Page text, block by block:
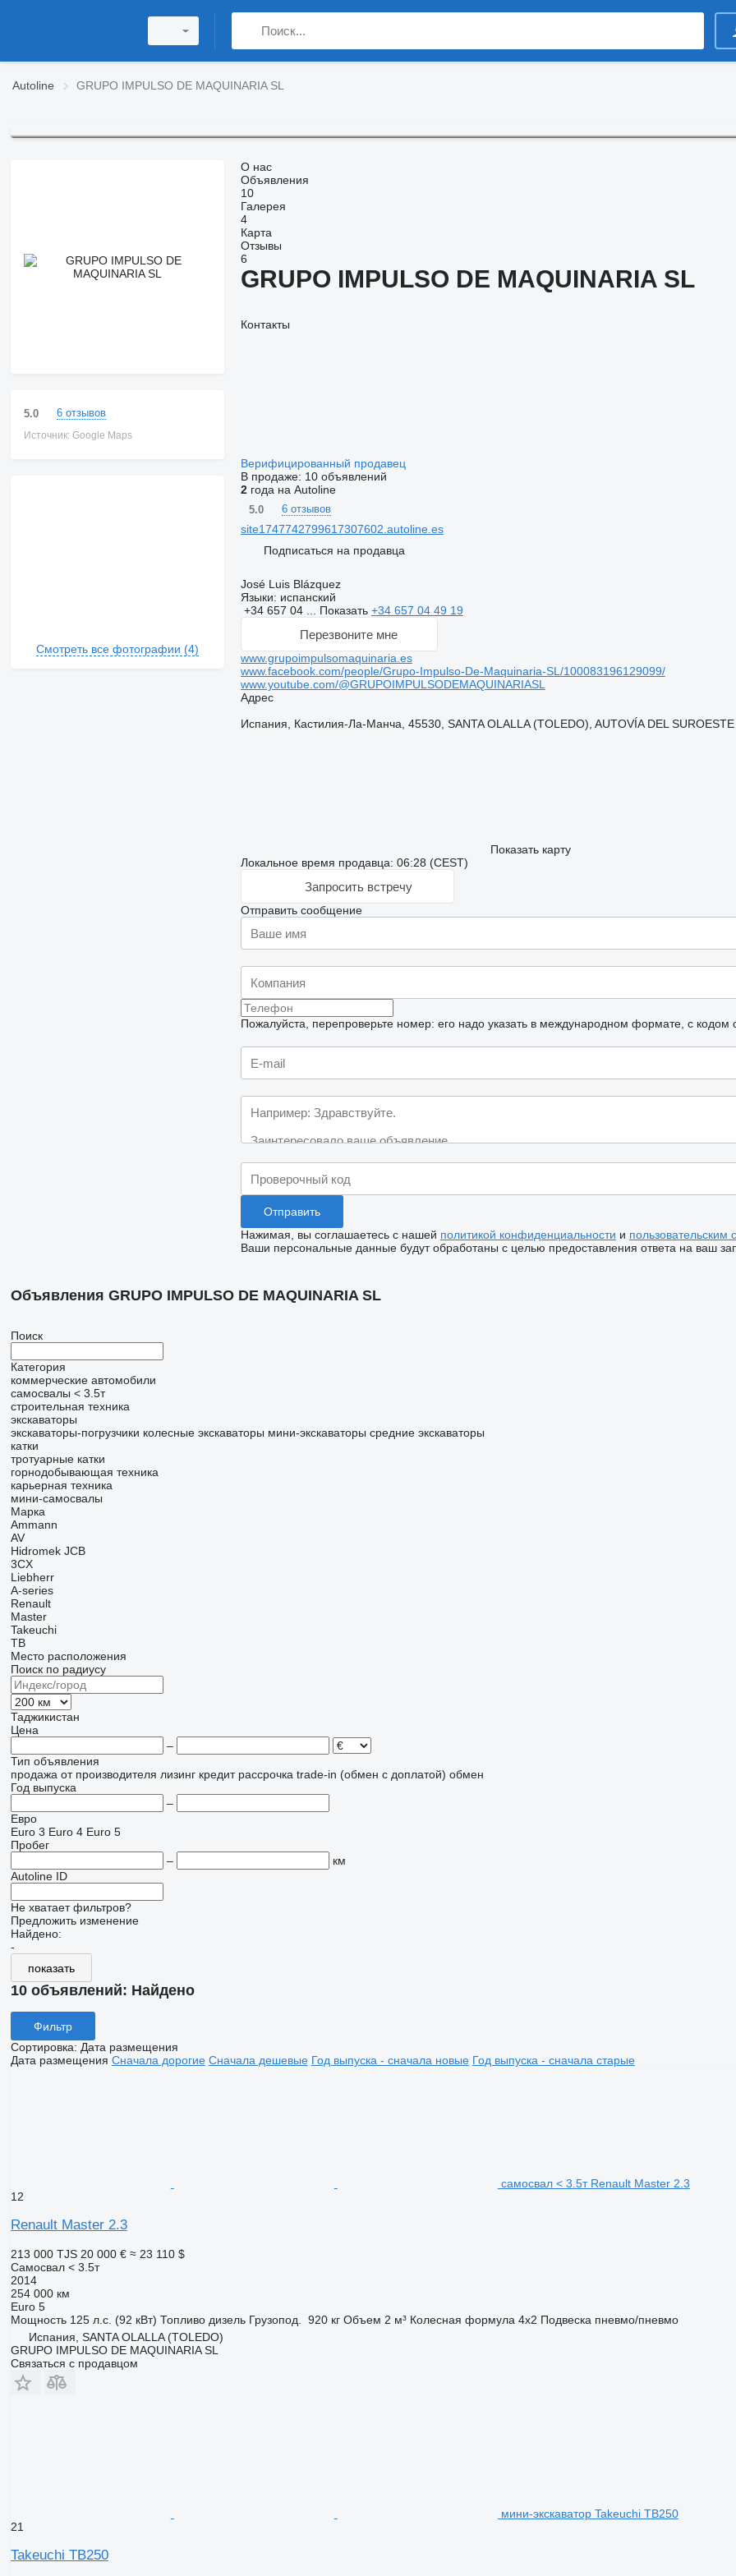
Autoline GRUPO IMPULSO DE MAQUINARIA SL
5.0 6 отзывов
Источник: Google Maps
Смотреть все фотографии (4)
О нас
Объявления
10
Галерея
4
Карта
Отзывы
6
GRUPO IMPULSO DE MAQUINARIA SL
Контакты
Верифицированный продавец
В продаже: 10 объявлений
2года на Autoline
5.0 6 отзывов
site1747742799617307602.autoline.es
Подписаться на продавца
José Luis Blázquez
Языки: испанский
+34 657 04 ... Показать +34 657 04 49 19
Перезвоните мне
www.grupoimpulsomaquinaria.es
www.facebook.com/people/Grupo-Impulso-De-Maquinaria-SL/100083196129099/
www.youtube.com/@GRUPOIMPULSODEMAQUINARIASL
Адрес
Испания, Кастилия-Ла-Манча, 45530, SANTA OLALLA (TOLEDO), AUTOVÍA DEL
Показать карту
Локальное время продавца: 06:28 (CEST)
Запросить встречу
Отправить сообщение
Пожалуйста, перепроверьте номер: его надо указать в международном формате, с кодом
Нажимая, вы соглашаетесь с нашей политикой конфиденциальности и пользовательским
Ваши персональные данные будут обработаны с целью предоставления ответа на ваш
Объявления GRUPO IMPULSO DE MAQUINARIA SL
Поиск
Категория
коммерческие автомобили
самосвалы < 3.5т
строительная техника
экскаваторы
экскаваторы-погрузчики колесные экскаваторы мини-экскаваторы средние экскаваторы
катки
тротуарные катки
горнодобывающая техника
карьерная техника
мини-самосвалы
Марка
Ammann
AV
Hidromek JCB
3CX
Liebherr
A-series
Renault
Master
Takeuchi
TB
Место расположения
Поиск по радиусу
Таджикистан
Цена
–
Тип объявления
продажа от производителя лизинг кредит рассрочка trade-in (обмен с доплатой) обмен
Год выпуска
–
Евро
Euro 3 Euro 4 Euro 5
Пробег
–
км
Autoline ID
Не хватает фильтров?
Предложить изменение
Найдено:
-
показать
10 объявлений: Найдено
Фильтр
Сортировка: Дата размещения
Дата размещения Сначала дорогие Сначала дешевые Год выпуска - сначала новые Год выпуска - сначала старые
самосвал < 3.5т Renault Master 2.3
12
Renault Master 2.3
213 000 TJS 20 000 € ≈ 23 110 $
Самосвал < 3.5т
2014
254 000 км
Euro 5
Мощность 125 л.с. (92 кВт) Топливо дизель Грузопод. 920 кг Объем 2 м³ Колесная формула 4x2 Подвеска пневмо/пневмо
Испания, SANTA OLALLA (TOLEDO)
GRUPO IMPULSO DE MAQUINARIA SL
Связаться с продавцом
мини-экскаватор Takeuchi TB250
21
Takeuchi TB250